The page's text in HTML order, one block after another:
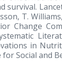
T.
Change
in
Social and